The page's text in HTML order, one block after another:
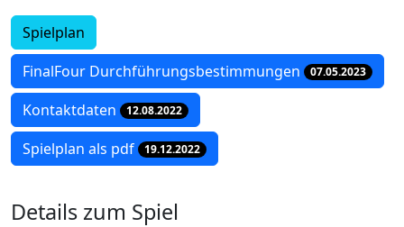
Spielplan
FinalFour Durchführungsbestimmungen
07.05.2023
Kontaktdaten 12.08.2022
Spielplan als pdf 19.12.2022
Details zum Spiel